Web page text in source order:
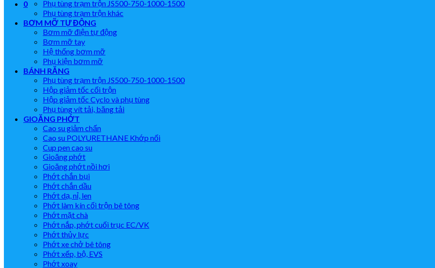
0
Phụ tùng trạm trộn JS500-750-1000-1500
Phụ tùng trạm trộn khác
BƠM MỠ TỰ ĐỘNG
Bơm mỡ điện tự động
Bơm mỡ tay
Hệ thống bơm mỡ
Phụ kiện bơm mỡ
BÁNH RĂNG
Phụ tùng trạm trộn JS500-750-1000-1500
Hộp giảm tốc cối trộn
Hộp giảm tốc Cyclo và phụ tùng
Phụ tùng vít tải, băng tải
GIOĂNG PHỚT
Cao su giảm chấn
Cao su POLYURETHANE Khớp nối
Cup pen cao su
Gioăng phớt
Gioăng phớt nồi hơi
Phớt chắn bụi
Phớt chắn dầu
Phớt dạ, nỉ, len
Phớt làm kín cối trộn bê tông
Phớt mặt chà
Phớt nắp, phớt cuối trục EC/VK
Phớt thủy lực
Phớt xe chở bê tông
Phớt xếp, bộ, EVS
Phớt xoay